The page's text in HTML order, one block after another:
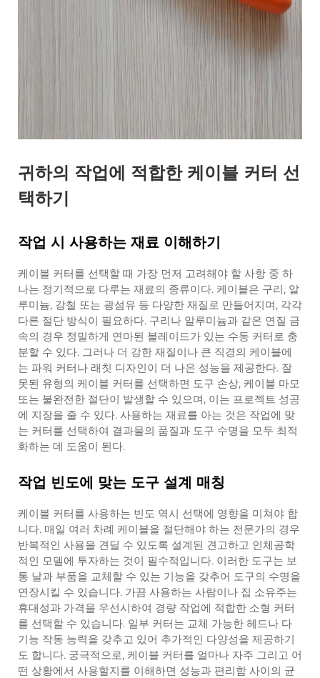
귀하의 작업에 적합한 케이블 커터 선
택하기
작업 시 사용하는 재료 이해하기
케이블 커터를 선택할 때 가장 먼저 고려해야 할 사항 중 하
나는 정기적으로 다루는 재료의 종류이다. 케이블은 구리, 알
루미늄, 강철 또는 광섬유 등 다양한 재질로 만들어지며, 각각
다른 절단 방식이 필요하다. 구리나 알루미늄과 같은 연질 금
속의 경우 정밀하게 연마된 블레이드가 있는 수동 커터로 충
분할 수 있다. 그러나 더 강한 재질이나 큰 직경의 케이블에
는 파워 커터나 래칫 디자인이 더 나은 성능을 제공한다. 잘
못된 유형의 케이블 커터를 선택하면 도구 손상, 케이블 마모
또는 불완전한 절단이 발생할 수 있으며, 이는 프로젝트 성공
에 지장을 줄 수 있다. 사용하는 재료를 아는 것은 작업에 맞
는 커터를 선택하여 결과물의 품질과 도구 수명을 모두 최적
화하는 데 도움이 된다.
작업 빈도에 맞는 도구 설계 매칭
케이블 커터를 사용하는 빈도 역시 선택에 영향을 미쳐야 합
니다. 매일 여러 차례 케이블을 절단해야 하는 전문가의 경우
반복적인 사용을 견딜 수 있도록 설계된 견고하고 인체공학
적인 모델에 투자하는 것이 필수적입니다. 이러한 도구는 보
통 날과 부품을 교체할 수 있는 기능을 갖추어 도구의 수명을
연장시킬 수 있습니다. 가끔 사용하는 사람이나 집 소유주는
휴대성과 가격을 우선시하여 경량 작업에 적합한 소형 커터
를 선택할 수 있습니다. 일부 커터는 교체 가능한 헤드나 다
기능 작동 능력을 갖추고 있어 추가적인 다양성을 제공하기
도 합니다. 궁극적으로, 케이블 커터를 얼마나 자주 그리고 어
떤 상황에서 사용할지를 이해하면 성능과 편리함 사이의 균